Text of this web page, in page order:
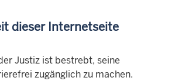
dieser Internetseite
Justiz ist bestrebt, seine
zugänglich zu machen.